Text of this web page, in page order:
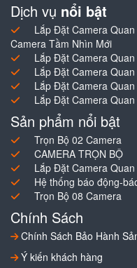
Dịch vụ nổi bật
Lắp Đặt Camera
Camera Tầm Nhìn Mới
Lắp Đặt Camera
Lắp Đặt Camera
Lắp Đặt Camera
Lắp Đặt Camera
Sản phẩm nổi bật
Trọn Bộ 02 Camera
CAMERA TRỌN BỘ
Lắp Đặt Camera
Hệ thống báo động-
Trọn Bộ 08 Camera
Chính Sách
Chính Sách Bảo Hành
Ý kiến khách hàng